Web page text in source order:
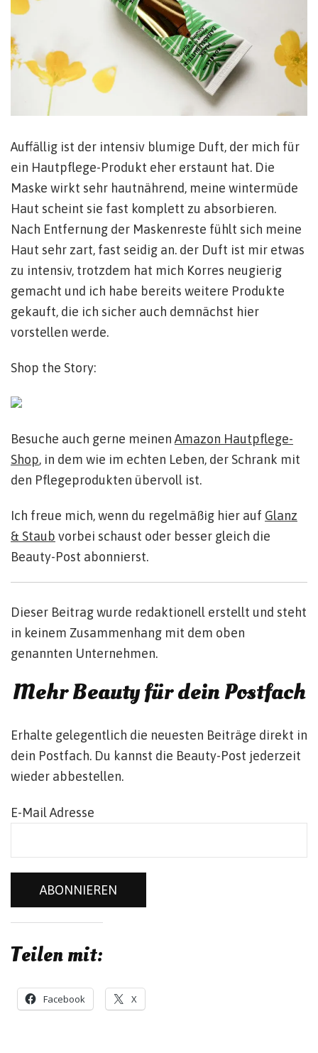
Auffällig ist der intensiv blumige Duft, der mich für
ein Hautpflege-Produkt eher erstaunt hat. Die
Maske wirkt sehr hautnährend, meine wintermüde
Haut scheint sie fast komplett zu absorbieren.
Nach Entfernung der Maskenreste fühlt sich meine
Haut sehr zart, fast seidig an. der Duft ist mir etwas
zu intensiv, trotzdem hat mich Korres neugierig
gemacht und ich habe bereits weitere Produkte
gekauft, die ich sicher auch demnächst hier
vorstellen werde.
Shop the Story:
Besuche auch gerne meinenAmazon Hautpflege-
Shop, in dem wie im echten Leben, der Schrank mit
den Pflegeprodukten übervoll ist.
Ich freue mich, wenn du regelmäßig hier auf Glanz
& Staub vorbei schaust oder besser gleich die
Beauty-Post abonnierst.
Dieser Beitrag wurde redaktionell erstellt und steht
in keinem Zusammenhang mit dem oben
genannten Unternehmen.
Mehr Beauty für dein Postfach
Erhalte gelegentlich die neuesten Beiträge direkt in
dein Postfach. Du kannst die Beauty-Post jederzeit
wieder abbestellen.
E-Mail Adresse
Teilen mit:
Facebook X